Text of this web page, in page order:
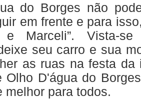
do Borges não
em frente e para
e Marceli”. Vista-
seu carro e sua
as ruas na festa da
Olho D'água do
melhor para todos.